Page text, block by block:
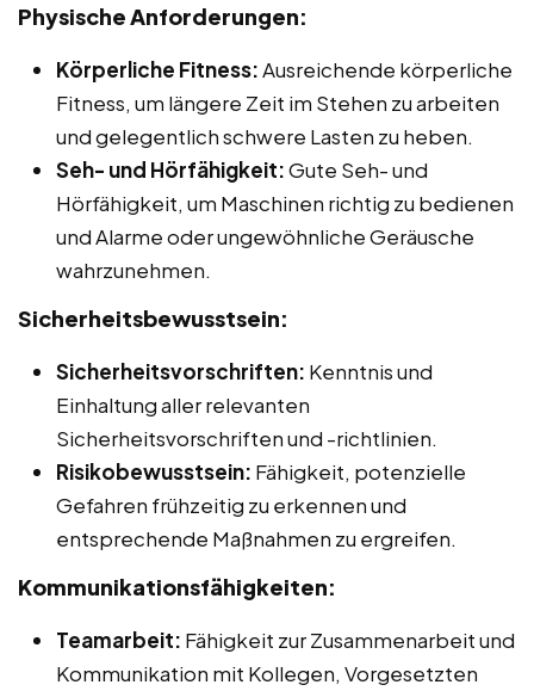
Physische Anforderungen:
Körperliche Fitness:Ausreichende körperliche
Fitness, um längere Zeit im Stehen zu arbeiten
und gelegentlich schwere Lasten zu heben.
Seh- und Hörfähigkeit:Gute Seh- und
Hörfähigkeit, um Maschinen richtig zu bedienen
und Alarme oder ungewöhnliche Geräusche
wahrzunehmen.
Sicherheitsbewusstsein:
Sicherheitsvorschriften: Kenntnis und
Einhaltung aller relevanten
Sicherheitsvorschriften und -richtlinien.
Risikobewusstsein: Fähigkeit, potenzielle
Gefahren frühzeitig zu erkennen und
entsprechende Maßnahmen zu ergreifen.
Kommunikationsfähigkeiten:
Teamarbeit: Fähigkeit zur Zusammenarbeit und
Kommunikation mit Kollegen, Vorgesetzten